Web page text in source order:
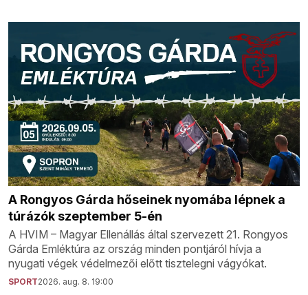
A Rongyos Gárda hőseinek nyomába lépnek a
túrázók szeptember 5-én
A HVIM – Magyar Ellenállás által szervezett 21. Rongyos
Gárda Emléktúra az ország minden pontjáról hívja a
nyugati végek védelmezői előtt tisztelegni vágyókat.
SPORT2026. aug. 8. 19:00